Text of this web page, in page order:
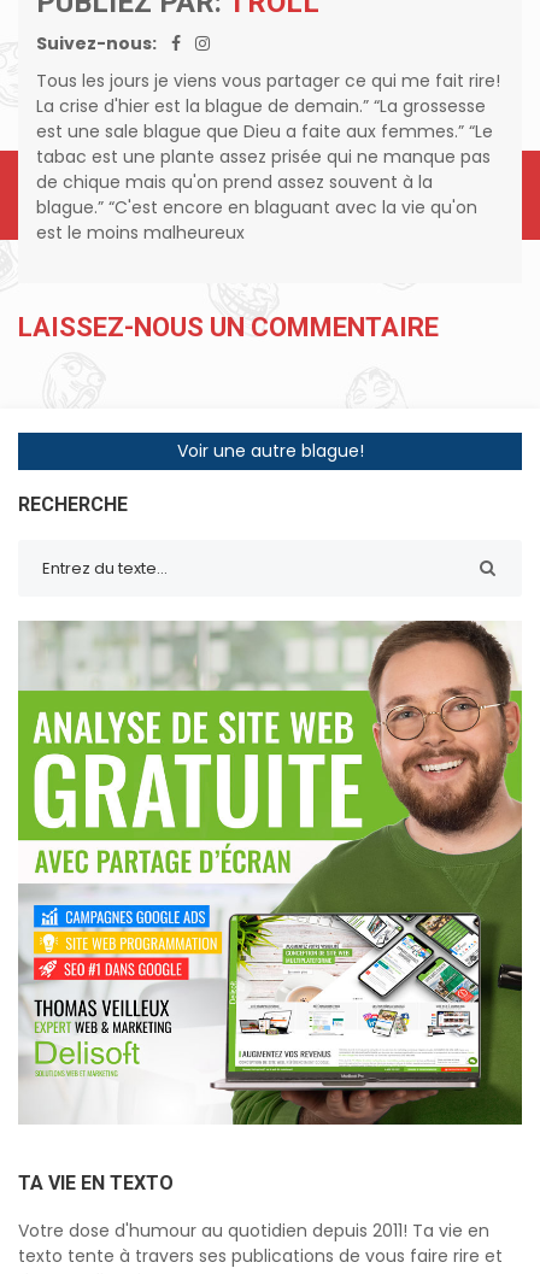
Suivez-nous:
Tous les jours je viens vous partager ce qui me fait rire!
La crise d'hier est la blague de demain.” “La grossesse
est une sale blague que Dieu a faite aux femmes.” “Le
tabac est une plante assez prisée qui ne manque pas
de chique mais qu'on prend assez souvent à la
blague.” “C'est encore en blaguant avec la vie qu'on
est le moins malheureux
LAISSEZ-NOUS UN COMMENTAIRE
Voir une autre blague!
RECHERCHE
TA VIE EN TEXTO
Votre dose d'humour au quotidien depuis 2011! Ta vie en
texto tente à travers ses publications de vous faire rire et